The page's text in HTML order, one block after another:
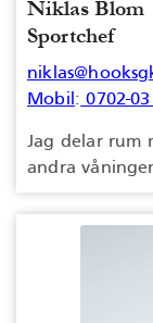
Niklas Blom
Sportchef
Mobil : 0702-
Jag delar rum
andra